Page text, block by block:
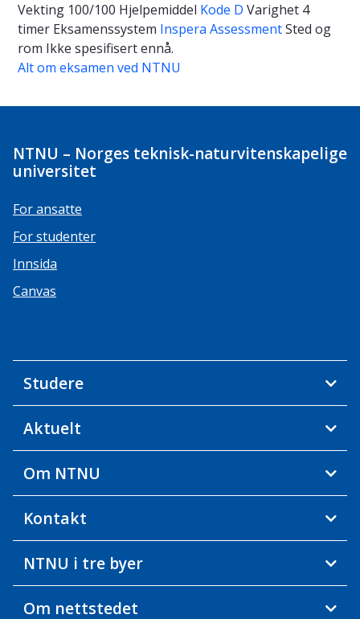
Vekting 100/100 Hjelpemiddel Kode D Varighet 4
timer Eksamenssystem Inspera AssessmentSted og
rom Ikke spesifisert ennå.
Alt om eksamen ved NTNU
NTNU – Norges teknisk-naturvitenskapelige
universitet
For ansatte
For studenter
Innsida
Canvas
Studere
Aktuelt
Om NTNU
Kontakt
NTNU i tre byer
Om nettstedet